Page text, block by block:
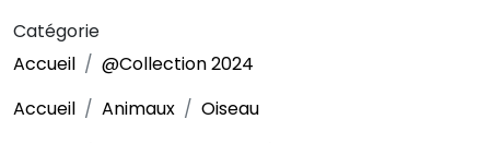
Catégorie
Accueil
@Collection 2024
Accueil
Animaux
Oiseau